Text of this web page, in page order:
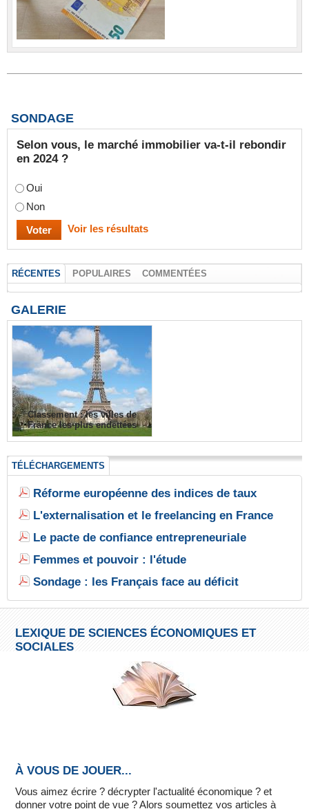
SONDAGE
Selon vous, le marché immobilier va-t-il rebondir
en 2024 ?
Oui
Non
Voir les résultats
RÉCENTES POPULAIRES COMMENTÉES
GALERIE
Classement : les villes de
France les plus endettées
TÉLÉCHARGEMENTS
Réforme européenne des indices de taux
L'externalisation et le freelancing en France
Le pacte de confiance entrepreneuriale
Femmes et pouvoir : l'étude
Sondage : les Français face au déficit
LEXIQUE DE SCIENCES ÉCONOMIQUES ET
SOCIALES
À VOUS DE JOUER...
Vous aimez écrire ? décrypter l'actualité économique ? et
donner votre point de vue ? Alors soumettez vos articles à